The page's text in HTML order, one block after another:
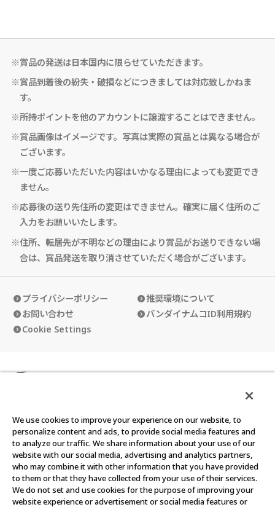
※賞品の発送は日本国内に限らせていただきます。
※賞品到着後の紛失・破損などにつきましては対応致しかねま
す。
※所持ポイントを他のアカウントに譲渡することはできません。
※賞品画像はイメージです。写真は実際の賞品とは異なる場合が
ございます。
※一度ご応募いただいた内容はいかなる理由によっても変更でき
ません。
※応募後の送り先住所の変更はできません。確実に届く住所のご
入力をお願いいたします。
※住所、転居先が不明などの理由により賞品がお送りできない場
合は、賞品発送を取り消させていただく場合がございます。
プライバシーポリシー
推奨環境について
お問い合わせ
バンダイナムコID利用規約
Cookie Settings
カードダスクラブの使い方 カードダスクラブ会員規約
©BANDAI
このウェブサイトに記載されているすべての画像・テキスト・デ
We use cookies to improve your experience on our website, to
personalize content and ads, to provide social media features and
to analyze our traffic. We share information about your use of our
website with our social media, advertising and analytics partners,
who may combine it with other information that you have provided
to them or that they have collected from your use of their services.
We do not set and use cookies for the purpose of improving your
website experience or advertisement or social media features or